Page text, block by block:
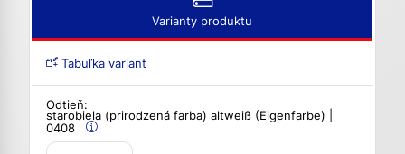
Varianty produktu
Tabuľka variant
Odtieň:
starobiela (prirodzená farba) altweiß (Eigenfarbe) |
0408